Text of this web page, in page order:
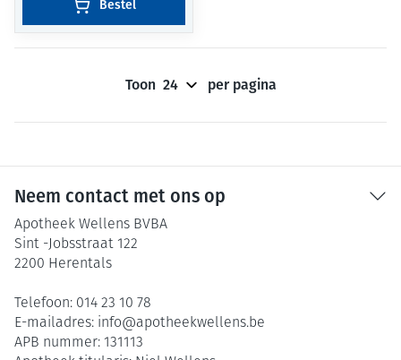
Bestel
Toon per pagina
Neem contact met ons op
Apotheek Wellens BVBA
Sint -Jobsstraat 122
2200 Herentals
Telefoon: 014 23 10 78
E-mailadres: info@apotheekwellens.be
APB nummer: 131113